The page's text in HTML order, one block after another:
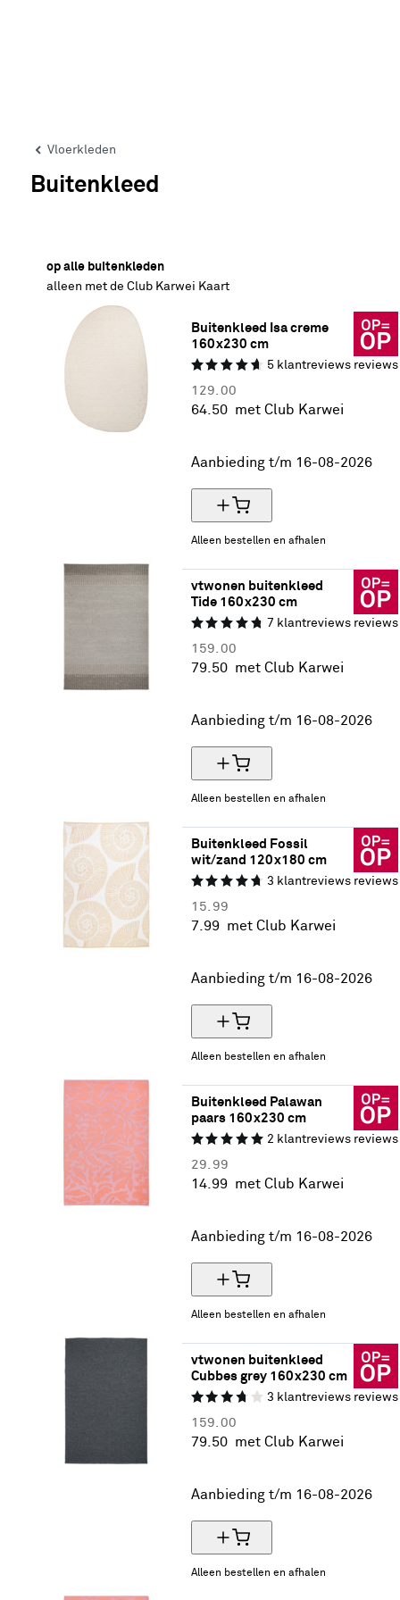
Vloerkleden
Buitenkleed
op alle buitenkleden
alleen met de Club Karwei Kaart
Buitenkleed Isa creme
160x230 cm
5 klantreviews reviews
129. 00
64. 50 met Club Karwei
Aanbieding t/m 16-08-2026
Alleen bestellen en afhalen
vtwonen buitenkleed
Tide 160x230 cm
7 klantreviews reviews
159. 00
79. 50 met Club Karwei
Aanbieding t/m 16-08-2026
Alleen bestellen en afhalen
Buitenkleed Fossil
wit/zand 120x180 cm
3 klantreviews reviews
15. 99
7. 99 met Club Karwei
Aanbieding t/m 16-08-2026
Alleen bestellen en afhalen
Buitenkleed Palawan
paars 160x230 cm
2 klantreviews reviews
29. 99
14. 99 met Club Karwei
Aanbieding t/m 16-08-2026
Alleen bestellen en afhalen
vtwonen buitenkleed
Cubbes grey 160x230 cm
3 klantreviews reviews
159. 00
79. 50 met Club Karwei
Aanbieding t/m 16-08-2026
Alleen bestellen en afhalen